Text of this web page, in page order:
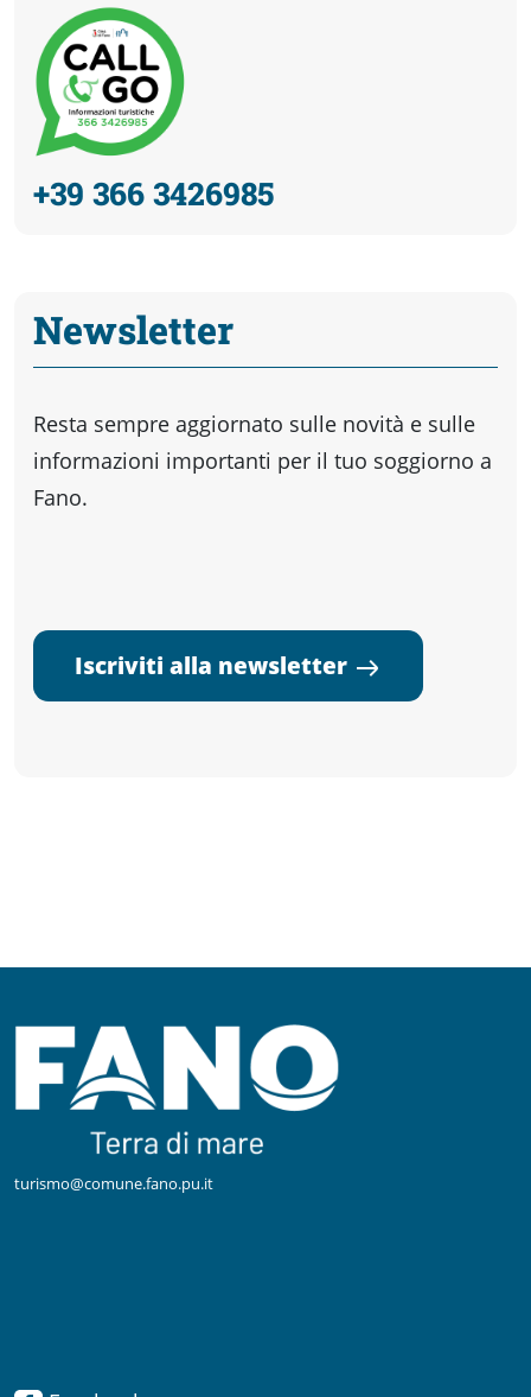
+39 366 3426985
Newsletter
Resta sempre aggiornato sulle novità e sulle
informazioni importanti per il tuo soggiorno a
Fano.
Iscriviti alla newsletter
turismo@comune.fano.pu.it